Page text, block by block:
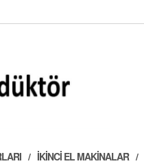
İKINCI EL MAKINALAR